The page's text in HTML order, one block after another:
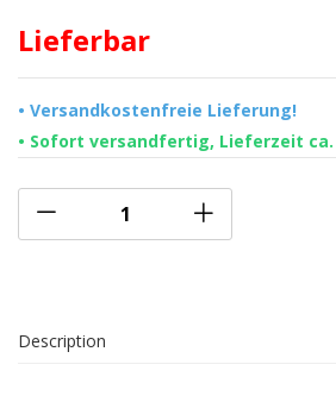
Lieferbar
• Versandkostenfreie Lieferung!
• Sofort versandfertig, Lieferzeit
Description